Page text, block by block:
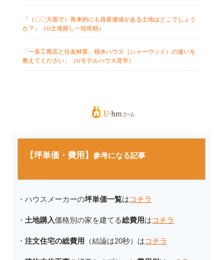
「（〇〇方面で）将来的にも資産価値がある土地はどこでしょう
か？」（U土地探し一括依頼）
「一条工務店と住友林業、積水ハウス（シャーウッド）の違いを
教えてください」（Uモデルハウス見学）
【坪単価・費用】 参考になる記事
・ハウスメーカーの坪単価一覧はコチラ
・ 土地購入価格別の家を建てる総費用はコチラ
・ 注文住宅の総費用 （結論は20秒）はコチラ